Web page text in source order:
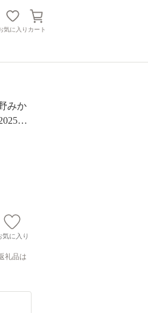
気に入り カート
みか
年
気に入り
礼品は